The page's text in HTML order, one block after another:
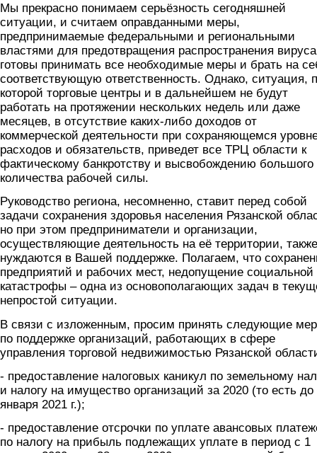
Мы прекрасно понимаем серьёзность сегодняшней
ситуации, и считаем оправданными меры,
предпринимаемые федеральными и региональными
властями для предотвращения распространения
готовы принимать все необходимые меры и брать на
соответствующую ответственность. Однако, ситуация,
которой торговые центры и в дальнейшем не будут
работать на протяжении нескольких недель или даже
месяцев, в отсутствие каких-либо доходов от
коммерческой деятельности при сохраняющемся
расходов и обязательств, приведет все ТРЦ области к
фактическому банкротству и высвобождению большого
количества рабочей силы.
Руководство региона, несомненно, ставит перед собой
задачи сохранения здоровья населения Рязанской
но при этом предприниматели и организации,
осуществляющие деятельность на её территории, также
нуждаются в Вашей поддержке. Полагаем, что
предприятий и рабочих мест, недопущение социальной
катастрофы – одна из основополагающих задач в
непростой ситуации.
В связи с изложенным, просим принять следующие
по поддержке организаций, работающих в сфере
управления торговой недвижимостью Рязанской
- предоставление налоговых каникул по земельному
и налогу на имущество организаций за 2020 (то есть до
января 2021 г.);
- предоставление отсрочки по уплате авансовых
по налогу на прибыль подлежащих уплате в период с 1